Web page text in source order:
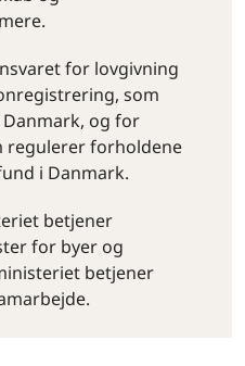
for lovgivning
som
og for
regulerer forholdene
i Danmark.
betjener
for byer og
betjener